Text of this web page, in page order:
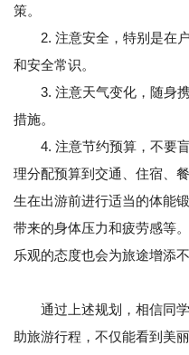
策。
2. 注意安全，特别是在户
和安全常识。
3. 注意天气变化，随身携
措施。
4. 注意节约预算，不要盲
理分配预算到交通、住宿、
生在出游前进行适当的体能
带来的身体压力和疲劳感等
乐观的态度也会为旅途增添
通过上述规划，相信同学
助旅游行程，不仅能看到美